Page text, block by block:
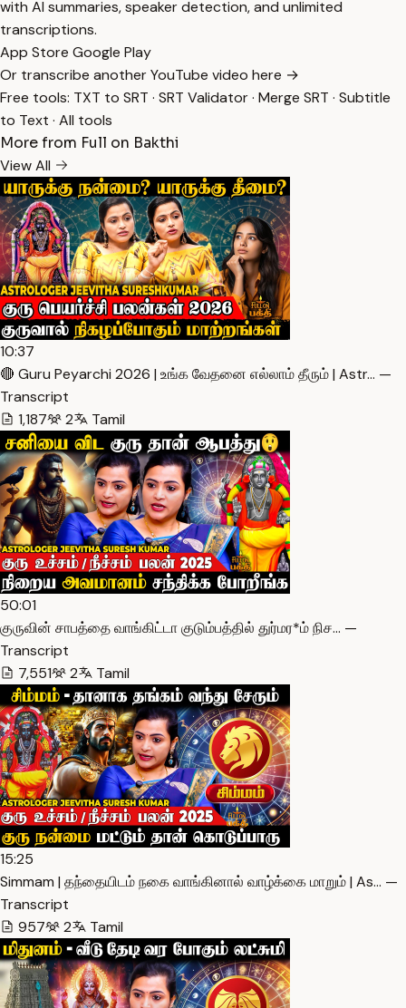
with AI summaries, speaker detection, and unlimited
transcriptions.
App Store Google Play
Or transcribe another YouTube video here →
Free tools: TXT to SRT · SRT Validator· Merge SRT · Subtitle
to Text · All tools
More from Full on Bakthi
View All
10:37
🔴 Guru Peyarchi 2026 | உங்க வேதனை எல்லாம் தீரும் | Astr… —
Transcript
1,187
2 Tamil
50:01
குருவின் சாபத்தை வாங்கிட்டா குடும்பத்தில் துர்மர*ம் நிச… —
Transcript
7,551
2 Tamil
15:25
Simmam | தந்தையிடம் நகை வாங்கினால் வாழ்க்கை மாறும் | As… —
Transcript
957
2 Tamil